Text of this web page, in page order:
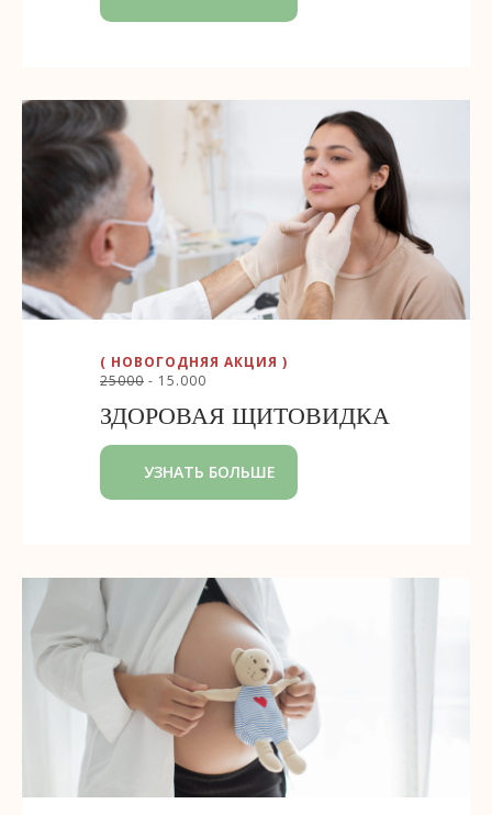
( НОВОГОДНЯЯ АКЦИЯ )
25000 - 15.000
ЗДОРОВАЯ ЩИТОВИДКА
УЗНАТЬ БОЛЬШЕ